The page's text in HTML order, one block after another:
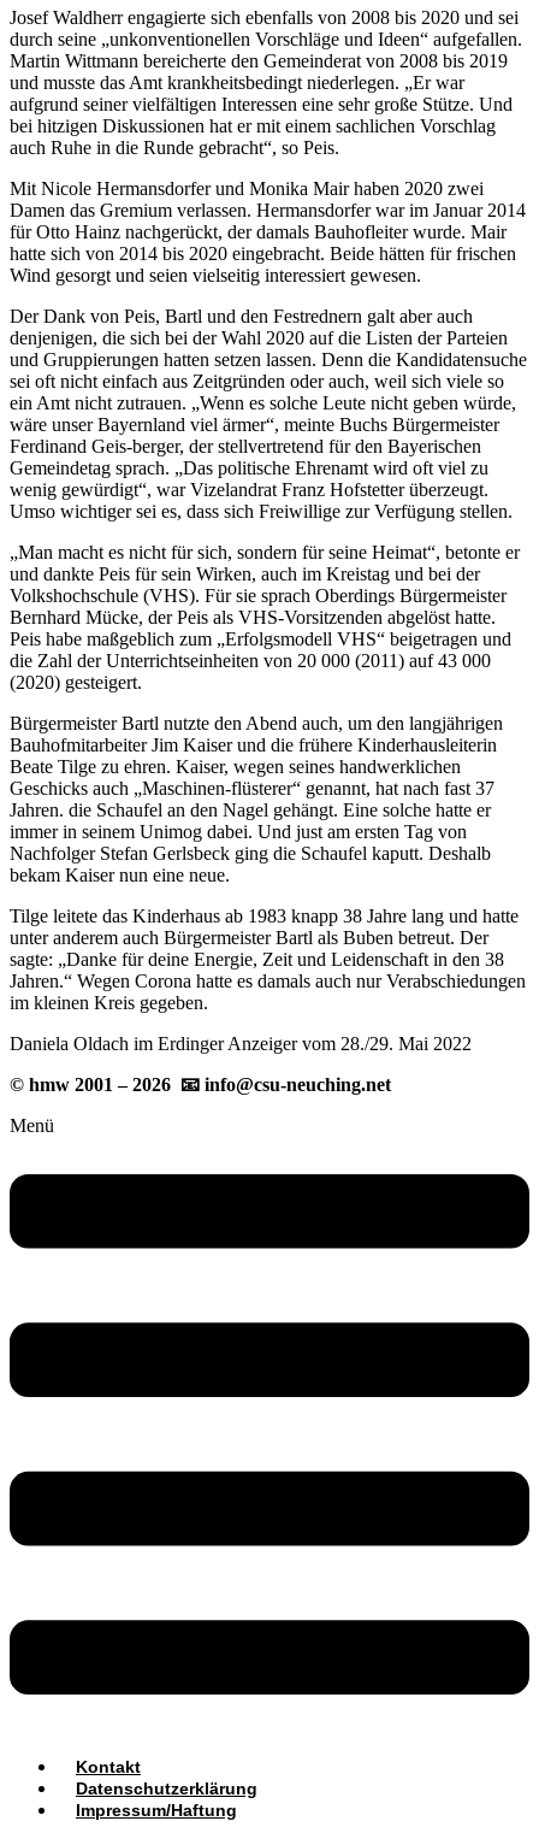
Josef Waldherr engagierte sich ebenfalls von 2008 bis 2020 und sei
durch seine „unkonventionellen Vorschläge und Ideen“ aufgefallen.
Martin Wittmann bereicherte den Gemeinderat von 2008 bis 2019
und musste das Amt krankheitsbedingt niederlegen. „Er war
aufgrund seiner vielfältigen Interessen eine sehr große Stütze. Und
bei hitzigen Diskussionen hat er mit einem sachlichen Vorschlag
auch Ruhe in die Runde gebracht“, so Peis.
Mit Nicole Hermansdorfer und Monika Mair haben 2020 zwei
Damen das Gremium verlassen. Hermansdorfer war im Januar 2014
für Otto Hainz nachgerückt, der damals Bauhofleiter wurde. Mair
hatte sich von 2014 bis 2020 eingebracht. Beide hätten für frischen
Wind gesorgt und seien vielseitig interessiert gewesen.
Der Dank von Peis, Bartl und den Festrednern galt aber auch
denjenigen, die sich bei der Wahl 2020 auf die Listen der Parteien
und Gruppierungen hatten setzen lassen. Denn die Kandidatensuche
sei oft nicht einfach aus Zeitgründen oder auch, weil sich viele so
ein Amt nicht zutrauen. „Wenn es solche Leute nicht geben würde,
wäre unser Bayernland viel ärmer“, meinte Buchs Bürgermeister
Ferdinand Geis-berger, der stellvertretend für den Bayerischen
Gemeindetag sprach. „Das politische Ehrenamt wird oft viel zu
wenig gewürdigt“, war Vizelandrat Franz Hofstetter überzeugt.
Umso wichtiger sei es, dass sich Freiwillige zur Verfügung stellen.
„Man macht es nicht für sich, sondern für seine Heimat“, betonte er
und dankte Peis für sein Wirken, auch im Kreistag und bei der
Volkshochschule (VHS). Für sie sprach Oberdings Bürgermeister
Bernhard Mücke, der Peis als VHS-Vorsitzenden abgelöst hatte.
Peis habe maßgeblich zum „Erfolgsmodell VHS“ beigetragen und
die Zahl der Unterrichtseinheiten von 20 000 (2011) auf 43 000
(2020) gesteigert.
Bürgermeister Bartl nutzte den Abend auch, um den langjährigen
Bauhofmitarbeiter Jim Kaiser und die frühere Kinderhausleiterin
Beate Tilge zu ehren. Kaiser, wegen seines handwerklichen
Geschicks auch „Maschinen-flüsterer“ genannt, hat nach fast 37
Jahren. die Schaufel an den Nagel gehängt. Eine solche hatte er
immer in seinem Unimog dabei. Und just am ersten Tag von
Nachfolger Stefan Gerlsbeck ging die Schaufel kaputt. Deshalb
bekam Kaiser nun eine neue.
Tilge leitete das Kinderhaus ab 1983 knapp 38 Jahre lang und hatte
unter anderem auch Bürgermeister Bartl als Buben betreut. Der
sagte: „Danke für deine Energie, Zeit und Leidenschaft in den 38
Jahren.“ Wegen Corona hatte es damals auch nur Verabschiedungen
im kleinen Kreis gegeben.
Daniela Oldach im Erdinger Anzeiger vom 28./29. Mai 2022
© hmw 2001 – 2026 📧 info@csu-neuching.net
Menü
Kontakt
Datenschutzerklärung
Impressum/Haftung